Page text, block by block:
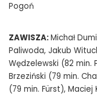
Pogoń
ZAWISZA:Michał
Paliwoda, Jakub
Wędzelewski (82 min.
Brzeziński (79 min.
(79 min. Fürst), Maciej